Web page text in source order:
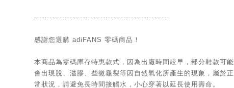
-----------------------------------------------------
感謝您選購 adiFANS 零碼商品！
本商品為零碼庫存特惠款式，因為出廠時間較早，部分鞋款可能
會出現脫、溢膠、些微龜裂等因自然氧化所產生的現象，屬於正
常狀況，請避免長時間接觸水，小心穿著以延長使用壽命。